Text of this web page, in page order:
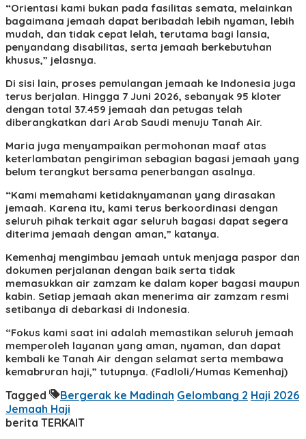
“Orientasi kami bukan pada fasilitas semata, melainkan
bagaimana jemaah dapat beribadah lebih nyaman, lebih
mudah, dan tidak cepat lelah, terutama bagi lansia,
penyandang disabilitas, serta jemaah berkebutuhan
khusus,” jelasnya.
Di sisi lain, proses pemulangan jemaah ke Indonesia juga
terus berjalan. Hingga 7 Juni 2026, sebanyak 95 kloter
dengan total 37.459 jemaah dan petugas telah
diberangkatkan dari Arab Saudi menuju Tanah Air.
Maria juga menyampaikan permohonan maaf atas
keterlambatan pengiriman sebagian bagasi jemaah yang
belum terangkut bersama penerbangan asalnya.
“Kami memahami ketidaknyamanan yang dirasakan
jemaah. Karena itu, kami terus berkoordinasi dengan
seluruh pihak terkait agar seluruh bagasi dapat segera
diterima jemaah dengan aman,” katanya.
Kemenhaj mengimbau jemaah untuk menjaga paspor dan
dokumen perjalanan dengan baik serta tidak
memasukkan air zamzam ke dalam koper bagasi maupun
kabin. Setiap jemaah akan menerima air zamzam resmi
setibanya di debarkasi di Indonesia.
“Fokus kami saat ini adalah memastikan seluruh jemaah
memperoleh layanan yang aman, nyaman, dan dapat
kembali ke Tanah Air dengan selamat serta membawa
kemabruran haji,” tutupnya. (Fadloli/Humas Kemenhaj)
Tagged Bergerak ke Madinah Gelombang 2 Haji 2026
Jemaah Haji
berita TERKAIT